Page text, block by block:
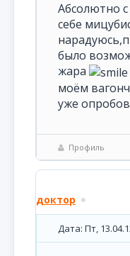
Абсолютно с
себе
было
жара
моём
уже
Профиль
доктор
Дата: Пт,